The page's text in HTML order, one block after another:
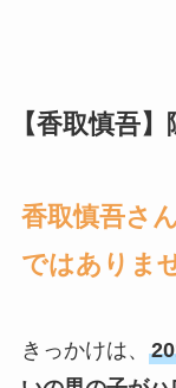
【香取慎吾
香取慎吾さ
ではありま
きっかけは、